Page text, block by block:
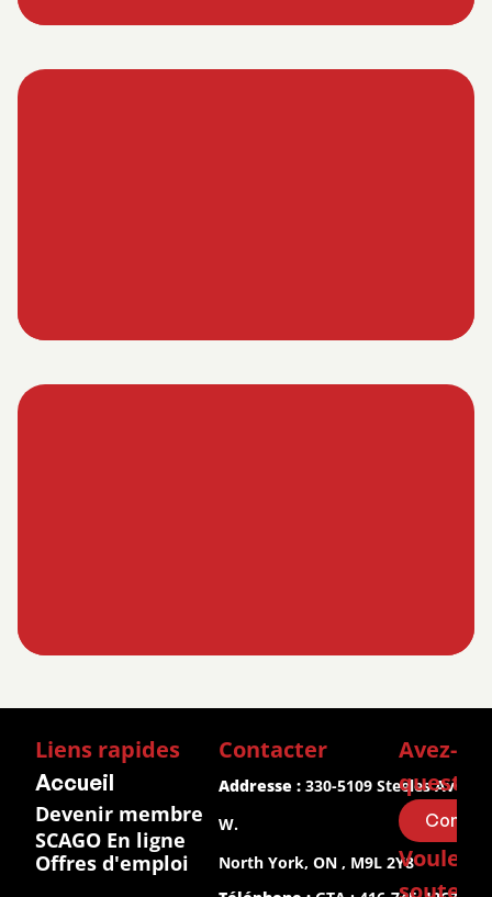
Liens rapides
Accueil
Devenir membre
SCAGO En ligne
Offres d'emploi
Contacter
Addresse : 330-5109 Steeles Ave
W.
North York, ON , M9L 2Y8
Avez-
Voulez-